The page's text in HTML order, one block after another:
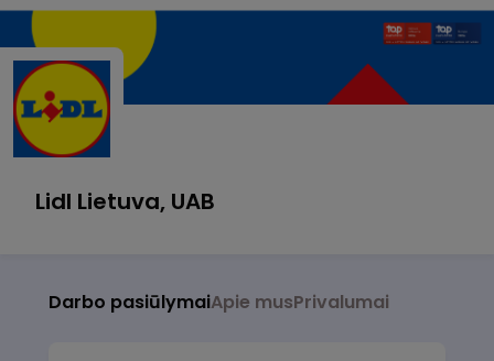
Lidl Lietuva, UAB
Darbo pasiūlymaiApie musPrivalumai